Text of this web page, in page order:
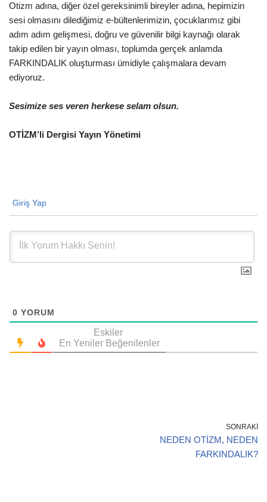
Otizm adına, diğer özel gereksinimli bireyler adına, hepimizin
sesi olmasını dilediğimiz e-bültenlerimizin, çocuklarımız gibi
adım adım gelişmesi, doğru ve güvenilir bilgi kaynağı olarak
takip edilen bir yayın olması, toplumda gerçek anlamda
FARKINDALIK oluşturması ümidiyle çalışmalara devam
ediyoruz.
Sesimize ses veren herkese selam olsun.
OTİZM’li Dergisi Yayın Yönetimi
Giriş Yap
0 YORUM
Eskiler
En Yeniler Beğenilenler
SONRAKI
NEDEN OTİZM, NEDEN
FARKINDALIK?